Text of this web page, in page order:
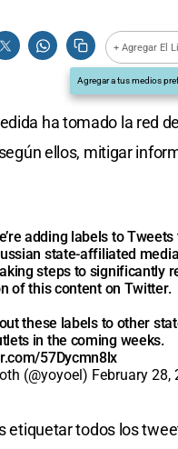
+ Agregar El
Agregar a tus medios
ha tomado la red
ellos, mitigar
adding labels to
state-affiliated
steps to significantly
of this content on Twitter.
out these labels to other
in the coming weeks.
57Dycmn8lx
(@yoyoel) February 28,
etiquetar todos los